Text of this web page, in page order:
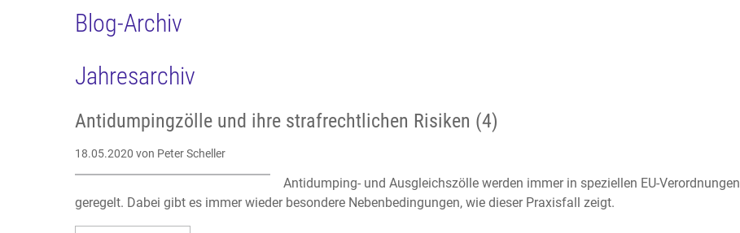
Blog-Archiv
Jahresarchiv
Antidumpingzölle und ihre strafrechtlichen Risiken (4)
18.05.2020 von Peter Scheller
Antidumping- und Ausgleichszölle werden immer in speziellen EU-Verordnungen
geregelt. Dabei gibt es immer wieder besondere Nebenbedingungen, wie dieser Praxisfall zeigt.